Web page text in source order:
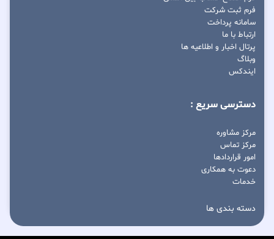
فرم ثبت شرکت
سامانه پرداخت
ارتباط با ما
پرتال اخبار و اطلاعیه ها
وبلاگ
ایندکس
دسترسی سریع :
مرکز مشاوره
مرکز تماس
امور قراردادها
دعوت به همکاری
خدمات
دسته بندی ها